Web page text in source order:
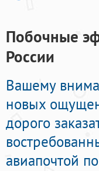
Побочные
России
Вашему
новых
дорого
авиапочтой